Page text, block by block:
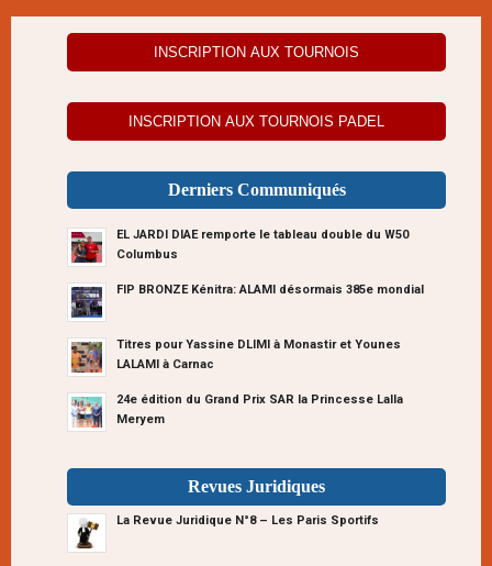
INSCRIPTION AUX TOURNOIS
INSCRIPTION AUX TOURNOIS PADEL
Derniers Communiqués
EL JARDI DIAE remporte le tableau double du W50
Columbus
FIP BRONZE Kénitra: ALAMI désormais 385e mondial
Titres pour Yassine DLIMI à Monastir et Younes
LALAMI à Carnac
24e édition du Grand Prix SAR la Princesse Lalla
Meryem
Revues Juridiques
La Revue Juridique N°8 – Les Paris Sportifs